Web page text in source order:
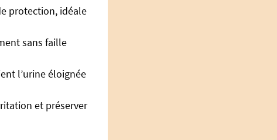
protection, idéale
sans faille
l’urine éloignée
et préserver